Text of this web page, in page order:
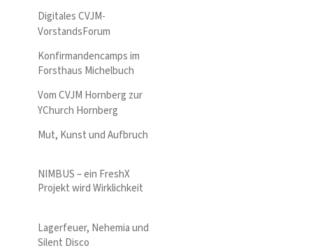
Digitales CVJM-
VorstandsForum
Konfirmandencamps im
Forsthaus Michelbuch
Vom CVJM Hornberg zur
YChurch Hornberg
Mut, Kunst und Aufbruch
NIMBUS – ein FreshX
Projekt wird Wirklichkeit
Lagerfeuer, Nehemia und
Silent Disco